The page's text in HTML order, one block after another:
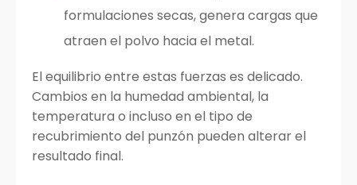
formulaciones secas, genera cargas que
atraen el polvo hacia el metal.
El equilibrio entre estas fuerzas es delicado.
Cambios en la humedad ambiental, la
temperatura o incluso en el tipo de
recubrimiento del punzón pueden alterar el
resultado final.